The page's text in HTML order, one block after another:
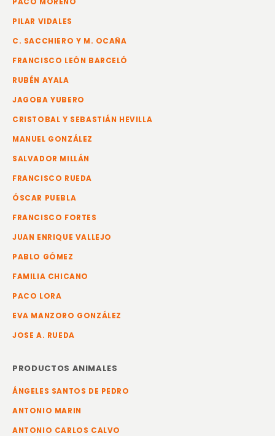
PILAR VIDALES
C. SACCHIERO Y M. OCAÑA
FRANCISCO LEÓN BARCELÓ
RUBÉN AYALA
JAGOBA YUBERO
CRISTOBAL Y SEBASTIÁN HEVILLA
MANUEL GONZÁLEZ
SALVADOR MILLÁN
FRANCISCO RUEDA
ÓSCAR PUEBLA
FRANCISCO FORTES
JUAN ENRIQUE VALLEJO
PABLO GÓMEZ
FAMILIA CHICANO
PACO LORA
EVA MANZORO GONZÁLEZ
JOSE A. RUEDA
PRODUCTOS ANIMALES
ÁNGELES SANTOS DE PEDRO
ANTONIO MARIN
ANTONIO CARLOS CALVO